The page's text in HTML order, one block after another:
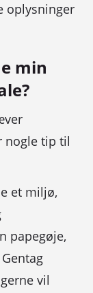
oplysninger
min
nogle tip til
et miljø,
papegøje,
vil